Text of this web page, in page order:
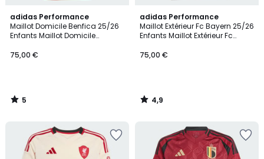
adidas Performance
Maillot Domicile Benfica 25/26
Enfants Maillot Domicile
75,00 €
5
/
5
5
/
adidas Performance
Maillot Extérieur Fc Bayern 25/26
Enfants Maillot Extérieur Fc
75,00 €
4,9
/ 5
4,9
/